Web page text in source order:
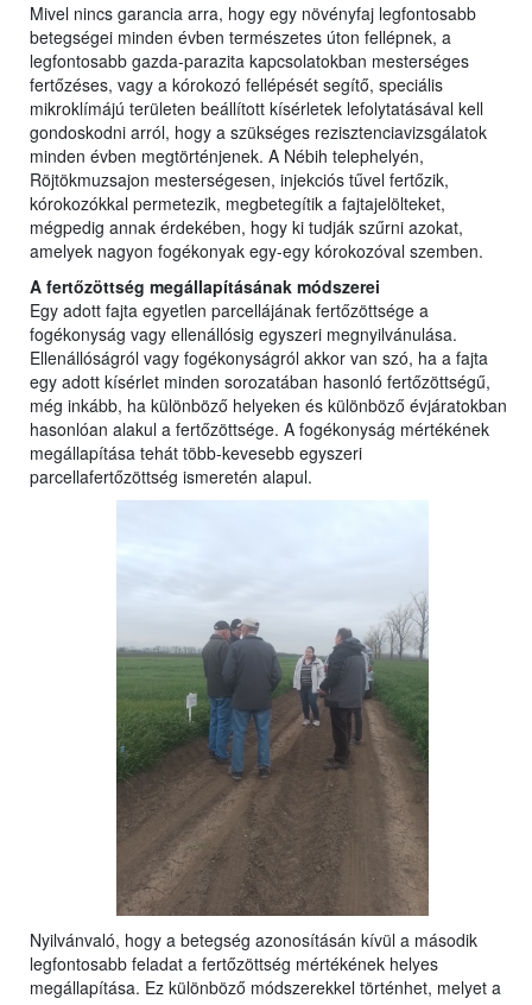
Mivel nincs garancia arra, hogy egy növényfaj legfontosabb
betegségei minden évben természetes úton fellépnek, a
legfontosabb gazda-parazita kapcsolatokban mesterséges
fertőzéses, vagy a kórokozó fellépését segítő, speciális
mikroklímájú területen beállított kísérletek lefolytatásával kell
gondoskodni arról, hogy a szükséges rezisztenciavizsgálatok
minden évben megtörténjenek. A Nébih telephelyén,
Röjtökmuzsajon mesterségesen, injekciós tűvel fertőzik,
kórokozókkal permetezik, megbetegítik a fajtajelölteket,
mégpedig annak érdekében, hogy ki tudják szűrni azokat,
amelyek nagyon fogékonyak egy-egy kórokozóval szemben.
A fertőzöttség megállapításának módszerei
Egy adott fajta egyetlen parcellájának fertőzöttsége a
fogékonyság vagy ellenállósig egyszeri megnyilvánulása.
Ellenállóságról vagy fogékonyságról akkor van szó, ha a fajta
egy adott kísérlet minden sorozatában hasonló fertőzöttségű,
még inkább, ha különböző helyeken és különböző évjáratokban
hasonlóan alakul a fertőzöttsége. A fogékonyság mértékének
megállapítása tehát több-kevesebb egyszeri
parcellafertőzöttség ismeretén alapul.
Nyilvánvaló, hogy a betegség azonosításán kívül a második
legfontosabb feladat a fertőzöttség mértékének helyes
megállapítása. Ez különböző módszerekkel történhet, melyet a